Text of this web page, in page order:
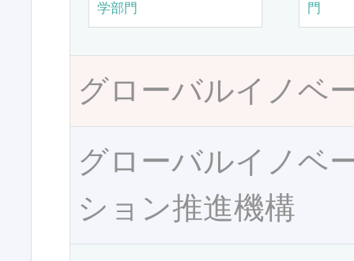
学部門
門
グローバルイノベ
グローバルイノベ
ション推進機構